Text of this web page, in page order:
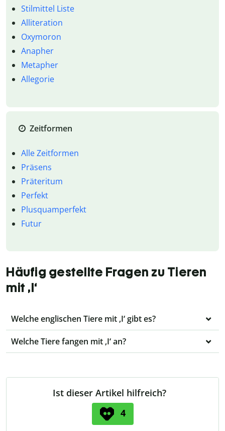
Stilmittel Liste
Alliteration
Oxymoron
Anapher
Metapher
Allegorie
Zeitformen
Alle Zeitformen
Präsens
Präteritum
Perfekt
Plusquamperfekt
Futur
Häufig gestellte Fragen zu Tieren
mit ‚I‘
Welche englischen Tiere mit ‚I‘ gibt es?
Welche Tiere fangen mit ‚I‘ an?
Ist dieser Artikel hilfreich?
4